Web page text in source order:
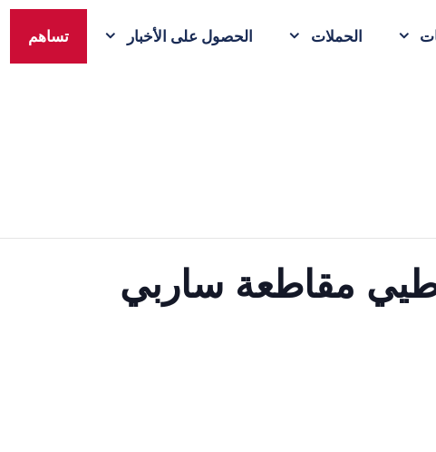
الحملات الحصول على الأخبار تساهم
مقاطعة ساربي